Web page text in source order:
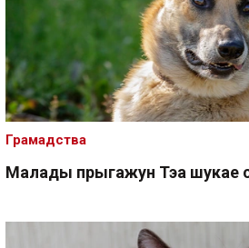
Малады прыгажун Тэа шукае
Грамадства